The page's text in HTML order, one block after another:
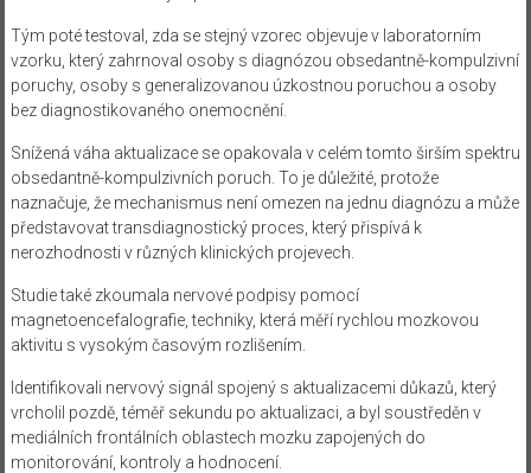
Tým poté testoval, zda se stejný vzorec objevuje v laboratorním
vzorku, který zahrnoval osoby s diagnózou obsedantně-kompulzivní
poruchy, osoby s generalizovanou úzkostnou poruchou a osoby
bez diagnostikovaného onemocnění.
Snížená váha aktualizace se opakovala v celém tomto širším spektru
obsedantně-kompulzivních poruch. To je důležité, protože
naznačuje, že mechanismus není omezen na jednu diagnózu a může
představovat transdiagnostický proces, který přispívá k
nerozhodnosti v různých klinických projevech.
Studie také zkoumala nervové podpisy pomocí
magnetoencefalografie, techniky, která měří rychlou mozkovou
aktivitu s vysokým časovým rozlišením.
Identifikovali nervový signál spojený s aktualizacemi důkazů, který
vrcholil pozdě, téměř sekundu po aktualizaci, a byl soustředěn v
mediálních frontálních oblastech mozku zapojených do
monitorování, kontroly a hodnocení.